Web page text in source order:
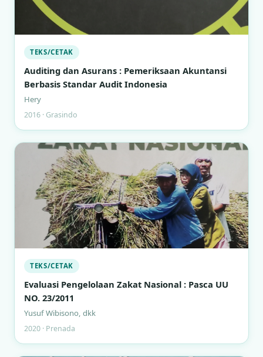
TEKS/CETAK
Auditing dan Asurans : Pemeriksaan Akuntansi
Berbasis Standar Audit Indonesia
Hery
2016 · Grasindo
TEKS/CETAK
Evaluasi Pengelolaan Zakat Nasional : Pasca UU
NO. 23/2011
Yusuf Wibisono, dkk
2020 · Prenada